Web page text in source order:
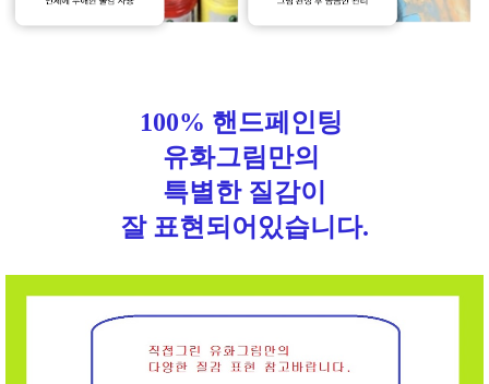
100% 핸드페인팅
유화그림만의
특별한 질감이
잘 표현되어있습니다.